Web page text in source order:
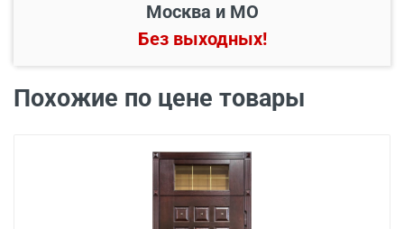
радиусе 20 км от него
Бесплатно*
Свыше 20 км от МКАД 45 руб./км
Москва и МО
Без выходных!
Похожие по цене товары